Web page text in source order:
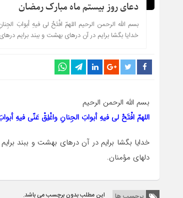
دعای روز بیستم ماه مبارک رمضان
بسم الله الرحمن الرحیم اللهمّ افْتَحْ لی فیهِ أبوابَ
خدایا بگشا برایم در آن درهاى بهشت و ببند برایم
بسم الله الرحمن الرحیم
اللهمّ افْتَحْ لی فیهِ أبوابَ الجِنانِ واغْلِقْ عَنّی فیهِ
خدایا بگشا برایم در آن درهاى بهشت و ببند
دلهاى مؤمنان.
این مطلب بدون برچسب می باشد.